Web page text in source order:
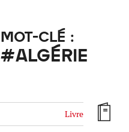
MOT-CLÉ :
#ALGÉRIE
Livre